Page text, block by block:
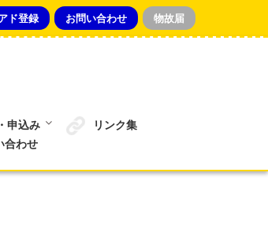
ド登録 お問い合わせ 物故届
申込み
わせ
リンク集